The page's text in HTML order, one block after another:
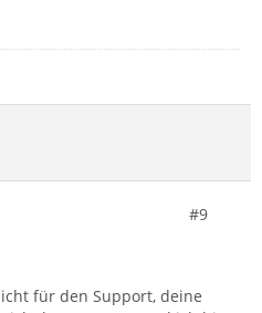
#9
für den Support, deine